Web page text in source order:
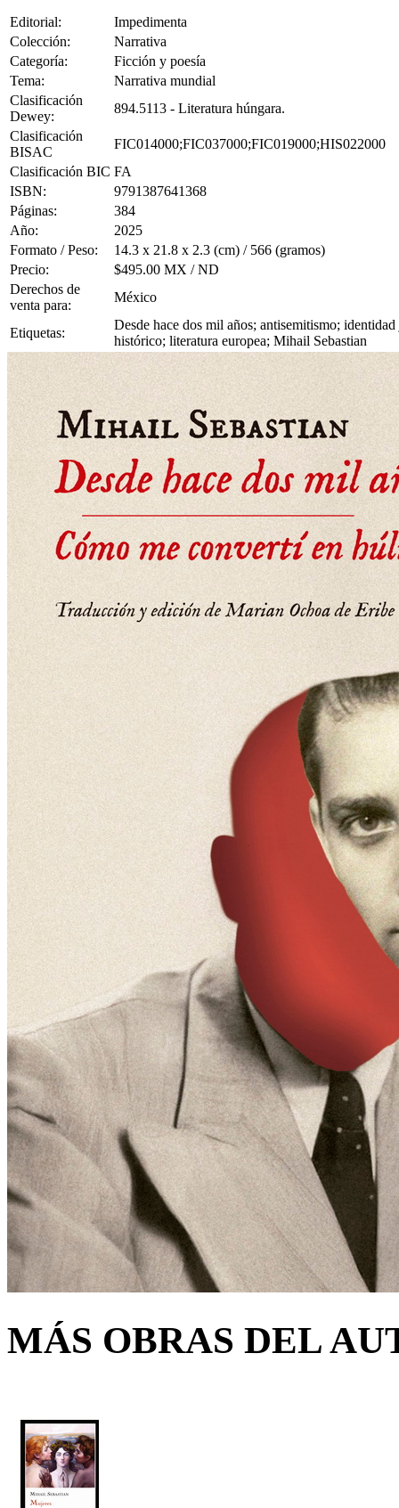
Editorial:
Impedimenta
Colección:
Narrativa
Categoría:
Ficción y poesía
Tema:
Narrativa mundial
Clasificación
Dewey:
894.5113 - Literatura húngara.
Clasificación
BISAC
FIC014000;FIC037000;FIC019000;HIS022000
Clasificación BIC FA
ISBN:
9791387641368
Páginas:
384
Año:
2025
Formato / Peso:
14.3 x 21.8 x 2.3 (cm) / 566 (gramos)
Precio:
$495.00 MX / ND
Derechos de
venta para:
México
Etiquetas:
Desde hace dos mil años; antisemitismo;
histórico; literatura europea; Mihail Sebastian
MÁS OBRAS DEL